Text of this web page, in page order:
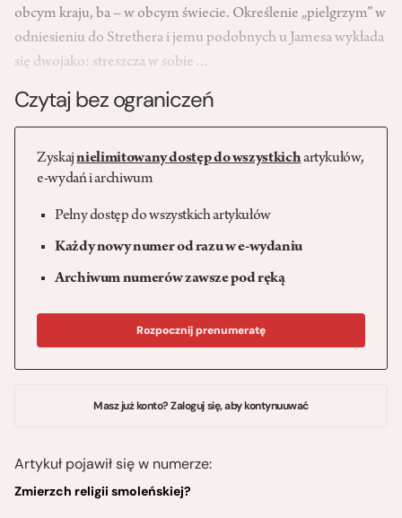
obcym kraju, ba – w obcym świecie. Określenie „pielgrzym” w
odniesieniu do Strethera i jemu podobnych u Jamesa wykłada
się dwojako: streszcza w sobie…
Czytaj bez ograniczeń
Zyskajnielimitowany dostęp do wszystkichartykułów,
e-wydań i archiwum
Pełny dostęp do wszystkich artykułów
Każdy nowy numer od razu w e-wydaniu
Archiwum numerów zawsze pod ręką
Rozpocznij prenumeratę
Masz już konto? Zaloguj się, aby kontynuuwać
Artykuł pojawił się w numerze:
Zmierzch religii smoleńskiej?